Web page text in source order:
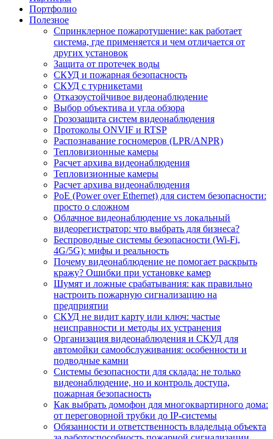
Портфолио
Полезное
Спринклерное пожаротушение: как работает
система, где применяется и чем отличается от
других установок
Защита от протечек воды
СКУД и пожарная безопасность
СКУД с турникетами
Отказоустойчивое видеонаблюдение
Выбор объектива и угла обзора
Грозозащита систем видеонаблюдения
Протоколы ONVIF и RTSP
Распознавание госномеров (LPR/ANPR)
Тепловизионные камеры
Расчет архива видеонаблюдения
Тепловизионные камеры
Расчет архива видеонаблюдения
PoE (Power over Ethernet) для систем безопасности:
просто о сложном
Облачное видеонаблюдение vs локальный
видеорегистратор: что выбрать для бизнеса?
Беспроводные системы безопасности (Wi-Fi,
4G/5G): мифы и реальность
Почему видеонаблюдение не помогает раскрыть
кражу? Ошибки при установке камер
Шумят и ложные срабатывания: как правильно
настроить пожарную сигнализацию на
предприятии
СКУД не видит карту или ключ: частые
неисправности и методы их устранения
Организация видеонаблюдения и СКУД для
автомойки самообслуживания: особенности и
подводные камни
Системы безопасности для склада: не только
видеонаблюдение, но и контроль доступа,
пожарная безопасность
Как выбрать домофон для многоквартирного дома:
от переговорной трубки до IP-системы
Обязанности и ответственность владельца объекта